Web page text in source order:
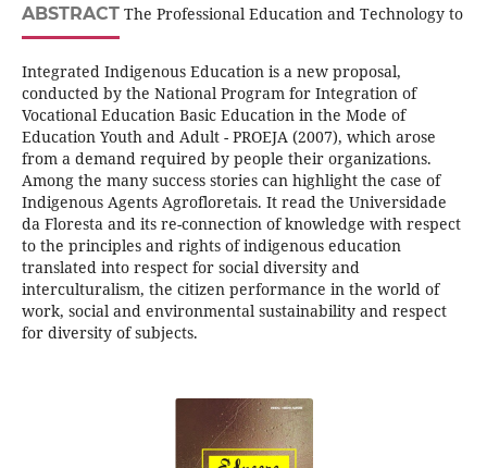
ABSTRACTThe Professional Education and Technology to
Integrated Indigenous Education is a new proposal,
conducted by the National Program for Integration of
Vocational Education Basic Education in the Mode of
Education Youth and Adult - PROEJA (2007), which arose
from a demand required by people their organizations.
Among the many success stories can highlight the case of
Indigenous Agents Agrofloretais. It read the Universidade
da Floresta and its re-connection of knowledge with respect
to the principles and rights of indigenous education
translated into respect for social diversity and
interculturalism, the citizen performance in the world of
work, social and environmental sustainability and respect
for diversity of subjects.